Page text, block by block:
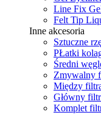
Line Fix
Felt Tip
Inne akcesoria
Sztuczne
PŁatki
Średni
Zmywalny
Między
Główny
Komplet